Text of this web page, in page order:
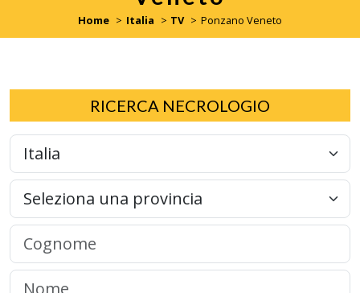
Home Italia TV Ponzano Veneto
RICERCA NECROLOGIO